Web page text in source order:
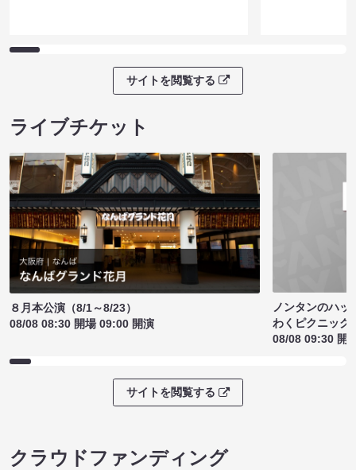
サイトを閲覧する
ライブチケット
８月本公演（8/1～8/23）
08/08 08:30 開場 09:00 開演
ノンタンのハッ
わくピクニック
08/08 09:30 開
サイトを閲覧する
クラウドファンディング